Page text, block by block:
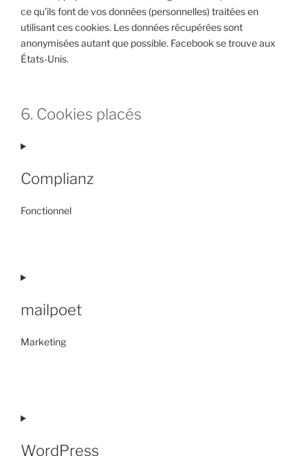
ce qu’ils font de vos données (personnelles) traitées en
utilisant ces cookies. Les données récupérées sont
anonymisées autant que possible. Facebook se trouve aux
États-Unis.
6. Cookies placés
Complianz
Fonctionnel
complianz
mailpoet
Marketing
mailpoet
WordPress